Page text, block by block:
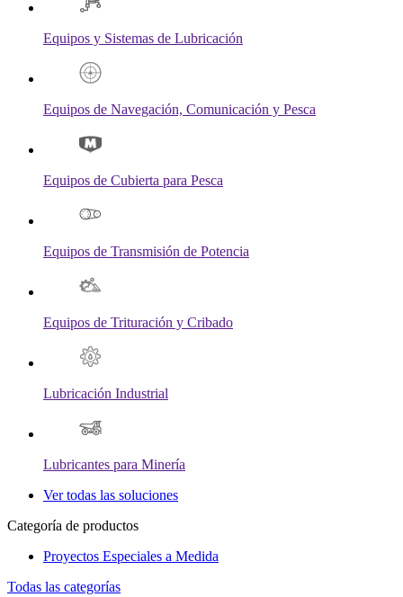
Equipos y Sistemas de Lubricación
Equipos de Navegación, Comunicación y Pesca
Equipos de Cubierta para Pesca
Equipos de Transmisión de Potencia
Equipos de Trituración y Cribado
Lubricación Industrial
Lubricantes para Minería
Ver todas las soluciones
Categoría de productos
Proyectos Especiales a Medida
Todas las categorías